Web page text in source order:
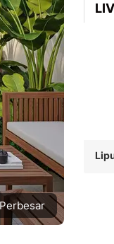
Perbesar